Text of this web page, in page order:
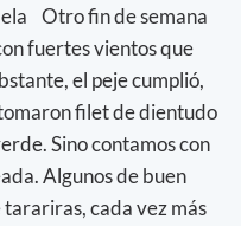
Otro fin de semana
fuertes vientos que
el peje cumplió,
filet de dientudo
Sino contamos con
Algunos de buen
cada vez más